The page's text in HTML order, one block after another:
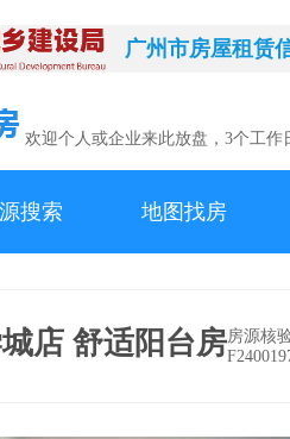
广州市房屋租赁
欢迎个人或企业来此放盘，3个工作
搜索 地图找房
店 舒适阳台房房源核